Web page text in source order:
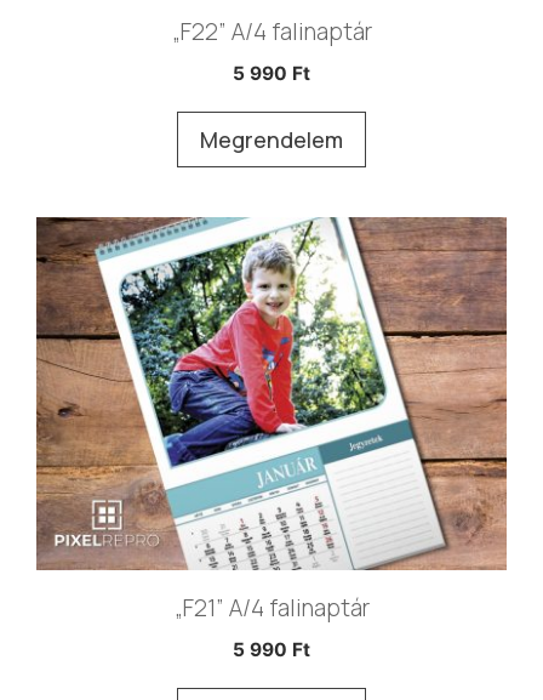
„F22” A/4 falinaptár
5 990 Ft
Megrendelem
„F21” A/4 falinaptár
5 990 Ft